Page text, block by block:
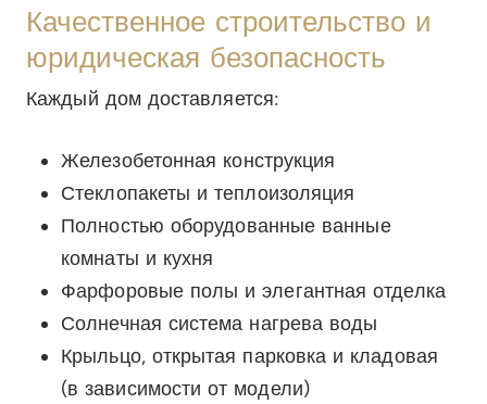
Качественное строительство и
юридическая безопасность
Каждый дом доставляется:
Железобетонная конструкция
Стеклопакеты и теплоизоляция
Полностью оборудованные ванные
комнаты и кухня
Фарфоровые полы и элегантная отделка
Солнечная система нагрева воды
Крыльцо, открытая парковка и кладовая
(в зависимости от модели)